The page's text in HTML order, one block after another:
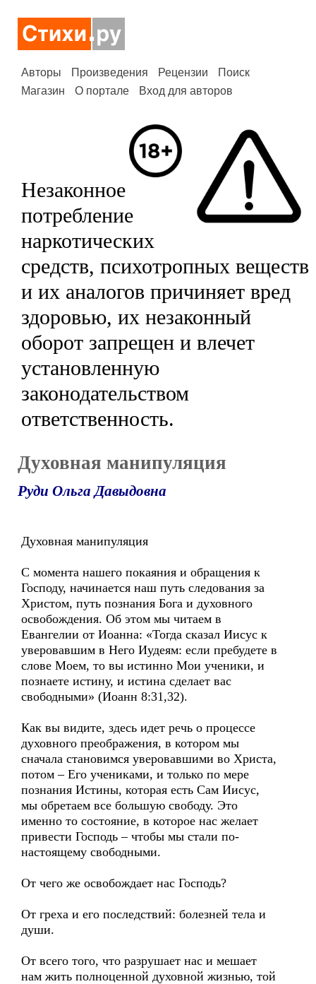
Авторы Произведения Рецензии
Поиск
Магазин
О портале Вход для авторов
Незаконное
потребление
наркотических
средств, психотропных веществ
и их аналогов причиняет вред
здоровью, их незаконный
оборот запрещен и влечет
установленную
законодательством
ответственность.
Духовная манипуляция
Руди Ольга Давыдовна
Духовная манипуляция
С момента нашего покаяния и обращения к
Господу, начинается наш путь следования за
Христом, путь познания Бога и духовного
освобождения. Об этом мы читаем в
Евангелии от Иоанна: «Тогда сказал Иисус к
уверовавшим в Него Иудеям: если пребудете в
слове Моем, то вы истинно Мои ученики, и
познаете истину, и истина сделает вас
свободными» (Иоанн 8:31,32).
Как вы видите, здесь идет речь о процессе
духовного преображения, в котором мы
сначала становимся уверовавшими во Христа,
потом – Его учениками, и только по мере
познания Истины, которая есть Сам Иисус,
мы обретаем все большую свободу. Это
именно то состояние, в которое нас желает
привести Господь – чтобы мы стали по-
настоящему свободными.
От чего же освобождает нас Господь?
От греха и его последствий: болезней тела и
души.
От всего того, что разрушает нас и мешает
нам жить полноценной духовной жизнью, той